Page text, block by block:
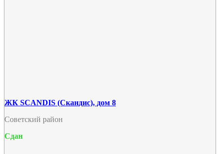
ЖК SCANDIS (Скандис), дом 8
Советский район
Сдан